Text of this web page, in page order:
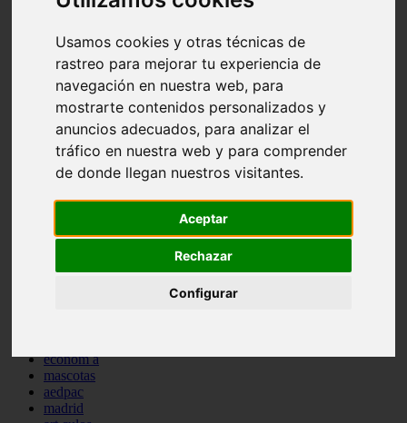
Usamos cookies y otras técnicas de
rastreo para mejorar tu experiencia de
navegación en nuestra web, para
mostrarte contenidos personalizados y
anuncios adecuados, para analizar el
tráfico en nuestra web y para comprender
de donde llegan nuestros visitantes.
Aceptar
Rechazar
Configurar
reptiles
abandono
adopci n
higiene
snacks
acuario
comercios
cr a
especies invasoras
econom a
mascotas
aedpac
madrid